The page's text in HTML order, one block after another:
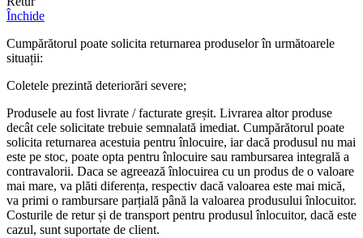
Închide
Cumpărătorul poate solicita returnarea produselor în următoarele
situații:
Coletele prezintă deteriorări severe;
Produsele au fost livrate / facturate greșit. Livrarea altor produse
decât cele solicitate trebuie semnalată imediat. Cumpărătorul poate
solicita returnarea acestuia pentru înlocuire, iar dacă produsul nu mai
este pe stoc, poate opta pentru înlocuire sau rambursarea integrală a
contravalorii. Daca se agreează înlocuirea cu un produs de o valoare
mai mare, va plăti diferența, respectiv dacă valoarea este mai mică,
va primi o rambursare parțială până la valoarea produsului înlocuitor.
Costurile de retur și de transport pentru produsul înlocuitor, dacă este
cazul, sunt suportate de client.